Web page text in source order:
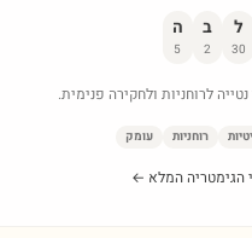
ל
30
ב
2
ה
5
לרוחניות ולחקירה פנימית.
רוחניות עומק
הגימטריה המלא ←